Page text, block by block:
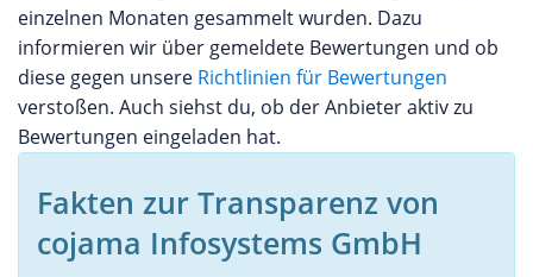
einzelnen Monaten gesammelt wurden. Dazu
informieren wir über gemeldete Bewertungen und ob
diese gegen unsere Richtlinien für Bewertungen
verstoßen. Auch siehst du, ob der Anbieter aktiv zu
Bewertungen eingeladen hat.
Fakten zur Transparenz von
cojama Infosystems GmbH